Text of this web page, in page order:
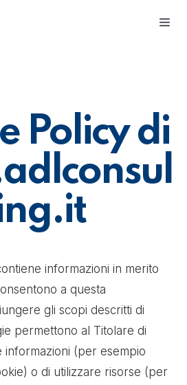
Policy di
informazioni in merito
a questa
gli scopi descritti di
permettono al Titolare di
informazioni (per esempio
o di utilizzare risorse (per